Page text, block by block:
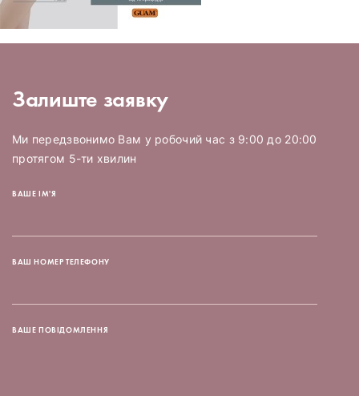
Залиште заявку
Ми передзвонимо Вам у робочий час з 9:00 до 20:00
протягом 5-ти хвилин
ВАШЕ ІМ'Я
ВАШ НОМЕР ТЕЛЕФОНУ
ВАШЕ ПОВІДОМЛЕННЯ